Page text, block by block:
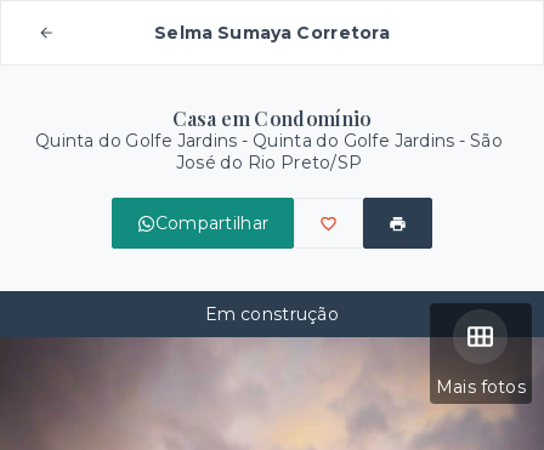
Selma Sumaya Corretora
Casa em Condomínio
Quinta do Golfe Jardins - Quinta do Golfe Jardins - São
José do Rio Preto/SP
Compartilhar
Mais fotos
Em construção